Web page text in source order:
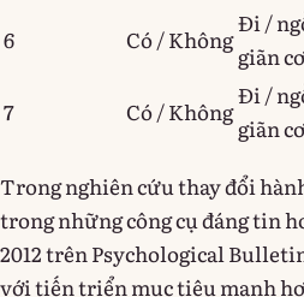
6 Có / Không
Đi /
giãn cơ
7 Có / Không
Đi /
giãn cơ
Trong nghiên cứu thay đổi
trong những công cụ đáng tin
2012 trên Psychological
với tiến triển mục tiêu mạnh